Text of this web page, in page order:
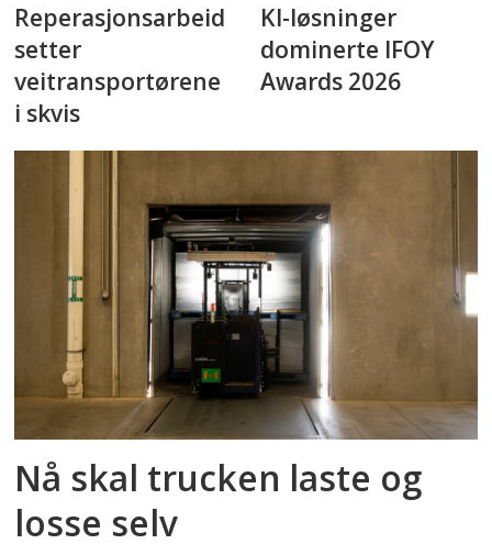
Reperasjonsarbeid
setter
veitransportørene
i skvis
KI-løsninger
dominerte IFOY
Awards 2026
Nå skal trucken laste og
losse selv